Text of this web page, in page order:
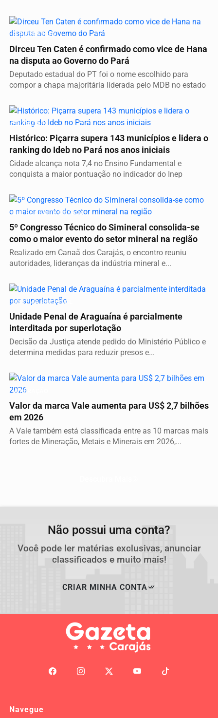
ELEIÇÕES 2026
Dirceu Ten Caten é confirmado como vice de Hana
na disputa ao Governo do Pará
Deputado estadual do PT foi o nome escolhido para
compor a chapa majoritária liderada pelo MDB no estado
EDUCAÇÃO
Histórico: Piçarra supera 143 municípios e lidera o
ranking do Ideb no Pará nos anos iniciais
Cidade alcança nota 7,4 no Ensino Fundamental e
conquista a maior pontuação no indicador do Inep
SUL E SUDESTE DO PARÁ
5º Congresso Técnico do Simineral consolida-se
como o maior evento do setor mineral na região
Realizado em Canaã dos Carajás, o encontro reuniu
autoridades, lideranças da indústria mineral e...
SISTEMA PRISIONAL
Unidade Penal de Araguaína é parcialmente
interditada por superlotação
Decisão da Justiça atende pedido do Ministério Público e
determina medidas para reduzir presos e...
MINERAÇÃO
Valor da marca Vale aumenta para US$ 2,7 bilhões
em 2026
A Vale também está classificada entre as 10 marcas mais
fortes de Mineração, Metais e Minerais em 2026,...
Não possui uma conta?
Você pode ler matérias exclusivas, anunciar
classificados e muito mais!
CRIAR MINHA CONTA
Navegue